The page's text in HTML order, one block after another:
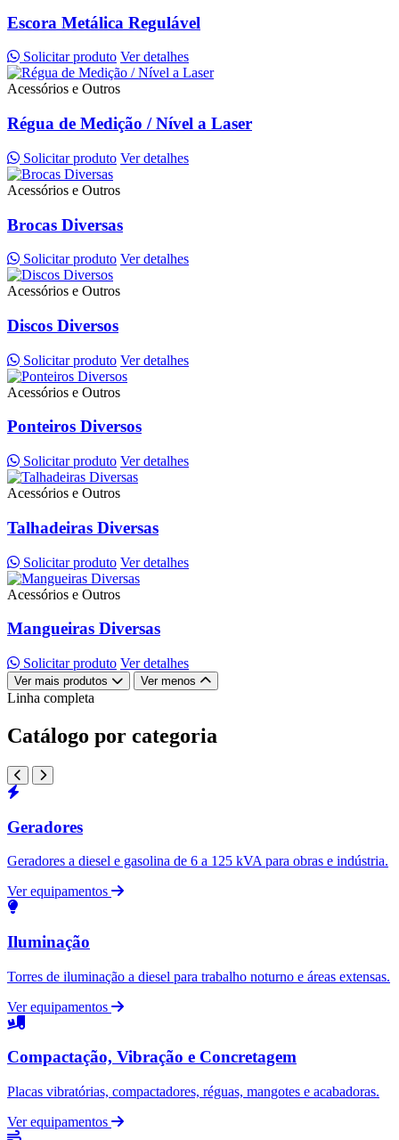
Escora Metálica Regulável
Solicitar produto Ver detalhes
Acessórios e Outros
Régua de Medição / Nível a Laser
Solicitar produto Ver detalhes
Acessórios e Outros
Brocas Diversas
Solicitar produto Ver detalhes
Acessórios e Outros
Discos Diversos
Solicitar produto Ver detalhes
Acessórios e Outros
Ponteiros Diversos
Solicitar produto Ver detalhes
Acessórios e Outros
Talhadeiras Diversas
Solicitar produto Ver detalhes
Acessórios e Outros
Mangueiras Diversas
Solicitar produto Ver detalhes
Ver mais produtos Ver menos
Linha completa
Catálogo por categoria
Geradores
Geradores a diesel e gasolina de 6 a 125 kVA para obras e indústria.
Ver equipamentos
Iluminação
Torres de iluminação a diesel para trabalho noturno e áreas extensas.
Ver equipamentos
Compactação, Vibração e Concretagem
Placas vibratórias, compactadores, réguas, mangotes e acabadoras.
Ver equipamentos